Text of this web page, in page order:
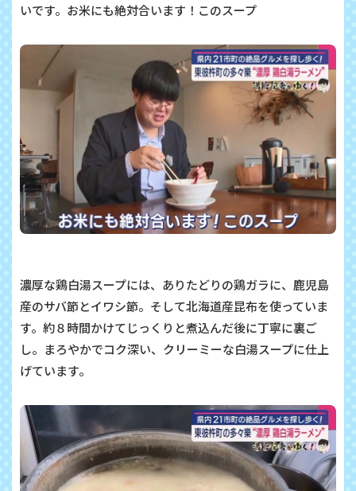
いです。お米にも絶対合います！このスープ
濃厚な鶏白湯スープには、ありたどりの鶏ガラに、鹿児島
産のサバ節とイワシ節。そして北海道産昆布を使っていま
す。約８時間かけてじっくりと煮込んだ後に丁寧に裏ご
し。まろやかでコク深い、クリーミーな白湯スープに仕上
げています。